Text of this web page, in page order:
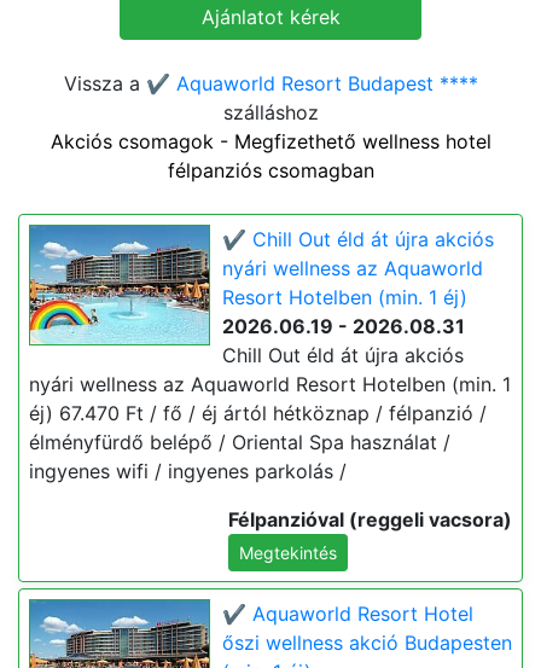
Vissza a ✔️ Aquaworld Resort Budapest ****
szálláshoz
Akciós csomagok - Megfizethető wellness hotel
félpanziós csomagban
✔️ Chill Out éld át újra akciós
nyári wellness az Aquaworld
Resort Hotelben (min. 1 éj)
2026.06.19 - 2026.08.31
Chill Out éld át újra akciós
nyári wellness az Aquaworld Resort Hotelben (min. 1
éj) 67.470 Ft / fő / éj ártól hétköznap / félpanzió /
élményfürdő belépő / Oriental Spa használat /
ingyenes wifi / ingyenes parkolás /
Félpanzióval (reggeli vacsora)
Megtekintés
✔️ Aquaworld Resort Hotel
őszi wellness akció Budapesten